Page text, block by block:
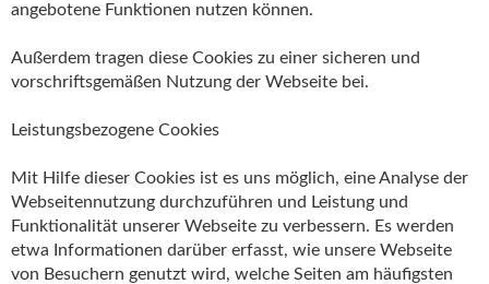
angebotene Funktionen nutzen können.
Außerdem tragen diese Cookies zu einer sicheren und
vorschriftsgemäßen Nutzung der Webseite bei.
Leistungsbezogene Cookies
Mit Hilfe dieser Cookies ist es uns möglich, eine Analyse der
Webseitennutzung durchzuführen und Leistung und
Funktionalität unserer Webseite zu verbessern. Es werden
etwa Informationen darüber erfasst, wie unsere Webseite
von Besuchern genutzt wird, welche Seiten am häufigsten